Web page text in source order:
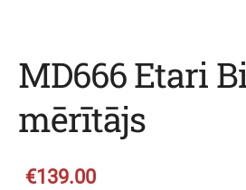
MD666 Etari
mērītājs
€139.00